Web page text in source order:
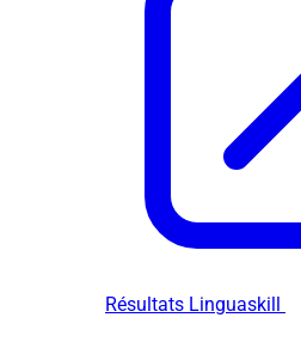
Résultats Linguaskill